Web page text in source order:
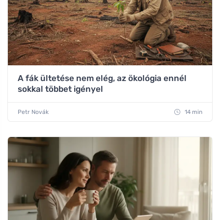
A fák ültetése nem elég, az ökológia ennél
sokkal többet igényel
Petr Novák 14 min